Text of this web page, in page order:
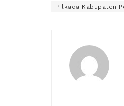
Pilkada Kabupaten